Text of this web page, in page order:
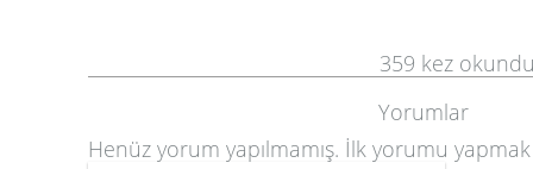
359 kez
Yorumlar
Henüz yorum yapılmamış. İlk yorumu